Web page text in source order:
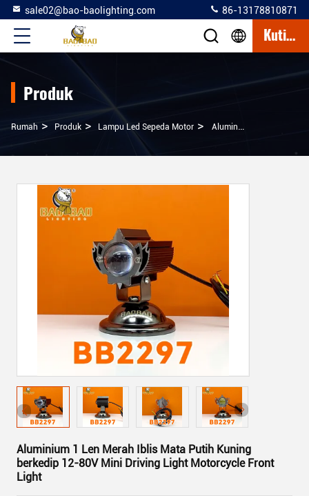
sale02@bao-baolighting.com 86-13178810871
Kutipan
Produk
Rumah > Produk > Lampu Led Sepeda Motor > Aluminium 1 Len Merah Iblis Mata Putih Kuning Berkedip 12-80V Mini Driving Light Motorcycle Front Light
Aluminium 1 Len Merah Iblis Mata Putih Kuning
berkedip 12-80V Mini Driving Light Motorcycle Front
Light